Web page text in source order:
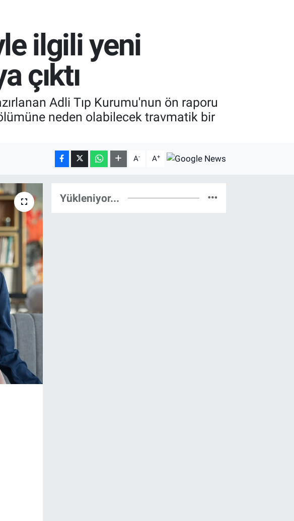
ilgili yeni
çıktı
Adli Tıp Kurumu'nun ön raporu
neden olabilecek travmatik bir
A- A+
Yükleniyor...